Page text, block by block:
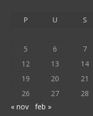
P U S
5
6 7
12
13 14
19
20 21
26
27 28
« nov
feb »